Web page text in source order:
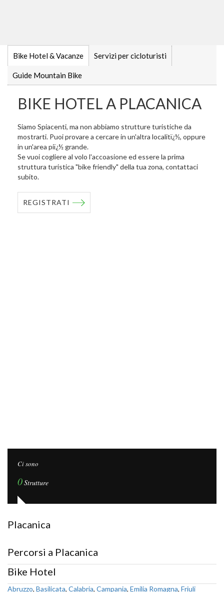
Bike Hotel & Vacanze Servizi per cicloturisti
Guide Mountain Bike
BIKE HOTEL A PLACANICA
Siamo Spiacenti, ma non abbiamo strutture turistiche da
mostrarti. Puoi provare a cercare in un'altra localitï¿½, oppure
in un'area piï¿½ grande.
Se vuoi cogliere al volo l'accoasione ed essere la prima
struttura turistica "bike friendly" della tua zona, contattaci
subito.
REGISTRATI
Ci sono
0Strutture
Placanica
Percorsi a Placanica
Bike Hotel
Abruzzo, Basilicata, Calabria, Campania, Emilia Romagna, Friuli